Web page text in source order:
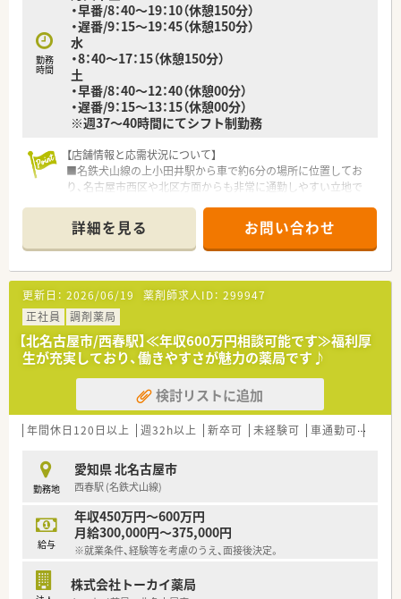
勤務
時間
・早番/8：40～19：10（休憩150分）
・遅番/9：15～19：45（休憩150分）
水
・8：40～17：15（休憩150分）
土
・早番/8：40～12：40（休憩00分）
・遅番/9：15～13：15（休憩00分）
※週37～40時間にてシフト制勤務
【店舗情報と応需状況について】
■名鉄犬山線の上小田井駅から車で約6分の場所に位置してお
り、名古屋市西区や北区方面からも非常に通勤しやすい立地で
■眼科と耳鼻咽喉科のクリニックに隣接しており、1日あたりの
処方箋応需枚数は200枚から250枚と地域でも人気があります。
■薬剤師は常勤8名とパート7名が在籍しており、常時3名から4
名体制で業務にあたっているため安心して調剤に専念できま
す。
【募集背景と求める人物像について】
■現在は欠員補充のため正社員1名を急募しており、地域の皆様
の健康に寄り添いたいという意欲のある方をすぐにでも欲しい
状況です。
■耳鼻科や眼科など多枚数の応需に対応できる方を求めていま
すが、未経験やブランクがある方でもまずは一度ご相談くださ
い。
■北名古屋の店舗では在宅専門部隊を立ち上げているため、施設
ます。
【法人特徴について】
■愛知県内にグループ合計で5店舗を展開する地域密着型の法人
であり、すべての店舗が医療モール型で出店しているのが特徴で
す。
■真の地域医療貢献を目指して医療モールに特化した運営を行
ります。
詳細を見る お問い合わせ
更新日： 2026/06/19 薬剤師求人ID： 299947
正社員
調剤薬局
【北名古屋市/西春駅】≪年収600万円相談可能です≫福利厚
生が充実しており、働きやすさが魅力の薬局です♪
検討リストに追加
年間休日120日以上 週32h以上 新卒可 未経験可 車通勤可
勤務地
愛知県 北名古屋市
西春駅 (名鉄犬山線)
給与
年収450万円～600万円
月給300,000円～375,000円
※就業条件、経験等を考慮のうえ、面接後決定。
株式会社トーカイ薬局